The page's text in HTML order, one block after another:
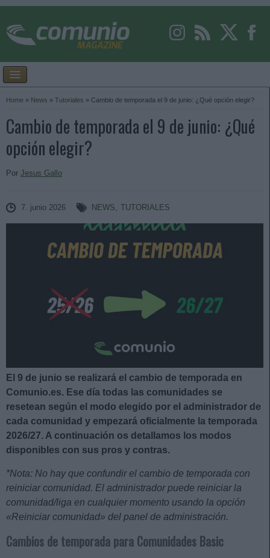
Home » News » Tutoriales » Cambio de temporada el 9 de junio: ¿Qué opción elegir?
Cambio de temporada el 9 de junio: ¿Qué
opción elegir?
Por Jesus Gallo
7. junio 2026 NEWS, TUTORIALES
El 9 de junio se realizará el cambio de temporada en
Comunio.es. Ese día todas las comunidades se
resetean según el modo elegido por el administrador de
cada comunidad y empezará oficialmente la temporada
2026/27. A continuación os detallamos los modos
disponibles con sus pros y contras.
*Nota: No hay que confundir el cambio de temporada con
reiniciar comunidad. El administrador puede reiniciar la
comunidad/liga en cualquier momento usando la opción
«Reiniciar comunidad» del panel de administración.
Cambios de temporada para Comunidades Basic